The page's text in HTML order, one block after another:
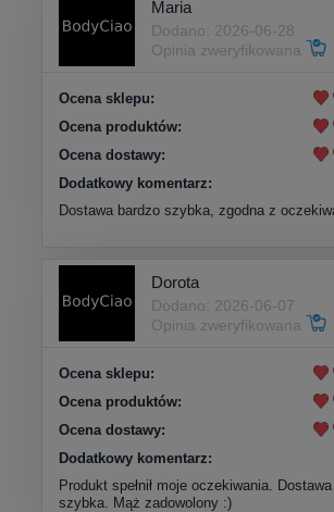
Maria
Dodano: 2026-06-28
Opinia zweryfikowana
Ocena sklepu:
Ocena produktów:
Ocena dostawy:
Dodatkowy komentarz:
Dostawa bardzo szybka, zgodna z
Dorota
Dodano: 2026-06-07
Opinia zweryfikowana
Ocena sklepu:
Ocena produktów:
Ocena dostawy:
Dodatkowy komentarz:
Produkt spełnił moje oczekiwania.
szybka. Mąż zadowolony :)